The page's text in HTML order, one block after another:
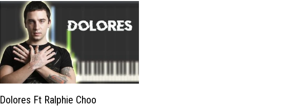
Dolores Ft Ralphie Choo